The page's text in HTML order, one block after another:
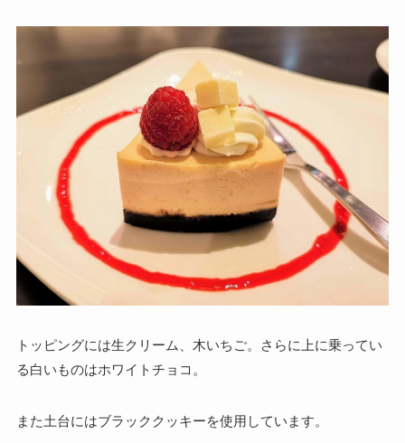
トッピングには生クリーム、木いちご。さらに上に乗ってい
る白いものはホワイトチョコ。
また土台にはブラッククッキーを使用しています。